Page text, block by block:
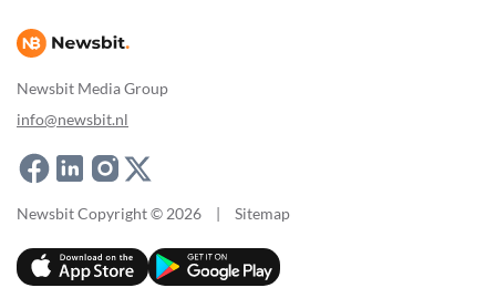
Newsbit Media Group
info@newsbit.nl
Newsbit Copyright © 2026 | Sitemap